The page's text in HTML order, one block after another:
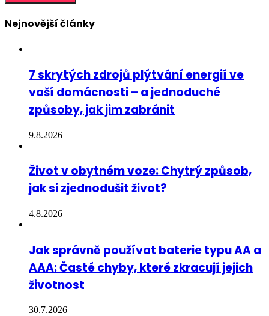
Nejnovější články
7 skrytých zdrojů plýtvání energií ve
vaší domácnosti – a jednoduché
způsoby, jak jim zabránit
9.8.2026
Život v obytném voze: Chytrý způsob,
jak si zjednodušit život?
4.8.2026
Jak správně používat baterie typu AA a
AAA: Časté chyby, které zkracují jejich
životnost
30.7.2026